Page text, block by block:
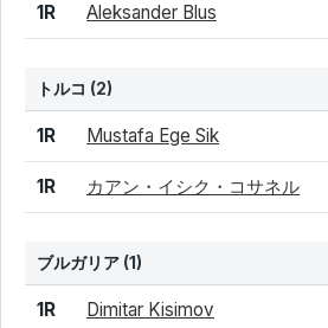
1R Aleksander Blus
トルコ (2)
結果 シード 選手名
1R Mustafa Ege Sik
1R カアン・イシク・コサネル
ブルガリア (1)
結果 シード 選手名
1R Dimitar Kisimov